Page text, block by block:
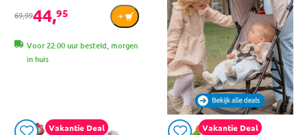
69,9944,95
Voor 22:00 uur besteld, morgen
in huis
Vakantie Deal Vakantie Deal